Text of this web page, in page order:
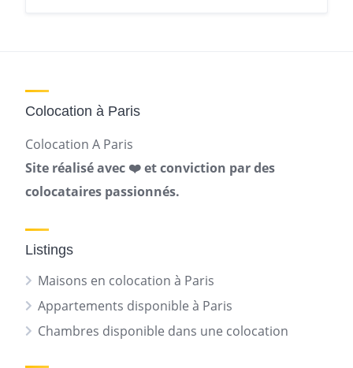
Colocation à Paris
Colocation A Paris
Site réalisé avec ❤️ et conviction par des
colocataires passionnés.
Listings
Maisons en colocation à Paris
Appartements disponible à Paris
Chambres disponible dans une colocation